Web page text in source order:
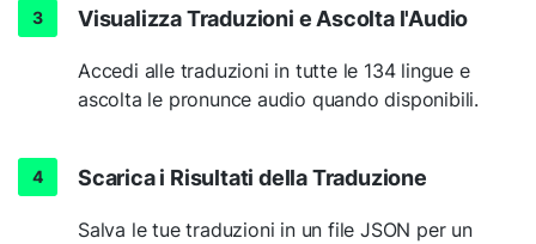
Visualizza Traduzioni e Ascolta l'Audio
Accedi alle traduzioni in tutte le 134 lingue e
ascolta le pronunce audio quando disponibili.
Scarica i Risultati della Traduzione
Salva le tue traduzioni in un file JSON per un